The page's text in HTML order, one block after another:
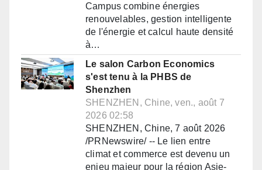
Campus combine énergies
renouvelables, gestion intelligente
de l'énergie et calcul haute densité
à…
Le salon Carbon Economics
s'est tenu à la PHBS de
Shenzhen
SHENZHEN, Chine, ven., août 7
2026 02:58
SHENZHEN, Chine, 7 août 2026
/PRNewswire/ -- Le lien entre
climat et commerce est devenu un
enjeu majeur pour la région Asie-